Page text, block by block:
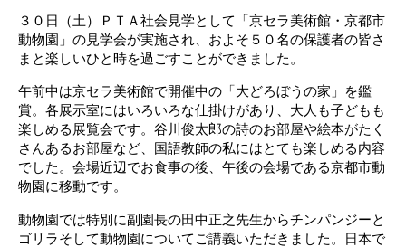
３０日（土）ＰＴＡ社会見学として「京セラ美術館・京都市
動物園」の見学会が実施され、およそ５０名の保護者の皆さ
まと楽しいひと時を過ごすことができました。
午前中は京セラ美術館で開催中の「大どろぼうの家」を鑑
賞。各展示室にはいろいろな仕掛けがあり、大人も子どもも
楽しめる展覧会です。谷川俊太郎の詩のお部屋や絵本がたく
さんあるお部屋など、国語教師の私にはとても楽しめる内容
でした。会場近辺でお食事の後、午後の会場である京都市動
物園に移動です。
動物園では特別に副園長の田中正之先生からチンパンジーと
ゴリラそして動物園についてご講義いただきました。日本で